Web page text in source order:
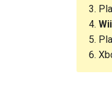
3.
4.
5.
6.